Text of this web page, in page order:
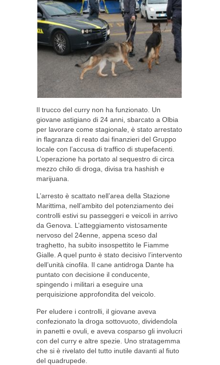
Il trucco del curry non ha funzionato. Un
giovane astigiano di 24 anni, sbarcato a Olbia
per lavorare come stagionale, è stato arrestato
in flagranza di reato dai finanzieri del Gruppo
locale con l’accusa di traffico di stupefacenti.
L’operazione ha portato al sequestro di circa
mezzo chilo di droga, divisa tra hashish e
marijuana.
L’arresto è scattato nell’area della Stazione
Marittima, nell’ambito del potenziamento dei
controlli estivi su passeggeri e veicoli in arrivo
da Genova. L’atteggiamento vistosamente
nervoso del 24enne, appena sceso dal
traghetto, ha subito insospettito le Fiamme
Gialle. A quel punto è stato decisivo l’intervento
dell’unità cinofila. Il cane antidroga Dante ha
puntato con decisione il conducente,
spingendo i militari a eseguire una
perquisizione approfondita del veicolo.
Per eludere i controlli, il giovane aveva
confezionato la droga sottovuoto, dividendola
in panetti e ovuli, e aveva cosparso gli involucri
con del curry e altre spezie. Uno stratagemma
che si è rivelato del tutto inutile davanti al fiuto
del quadrupede.